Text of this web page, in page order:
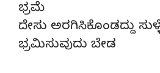
ಭ್ರಮೆ
ದೇಸು ಅರಗಿಸಿಕೊಂಡದ್ದು
ಭ್ರಮಿಸುವುದು ಬೇಡ